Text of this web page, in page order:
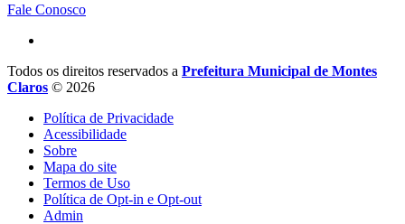
Fale Conosco
Todos os direitos reservados a Prefeitura Municipal de Montes
Claros © 2026
Política de Privacidade
Acessibilidade
Sobre
Mapa do site
Termos de Uso
Política de Opt-in e Opt-out
Admin